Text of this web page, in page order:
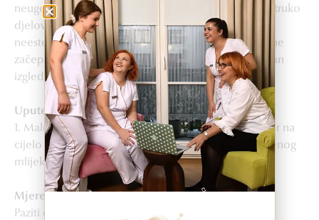
neugode na koži i čini je glatkom. Ovaj gel ima dvostruko
djelovanje: smanjuje osjetljivost kože i ublažava
neestetske nepravilnosti. Nekomedogen proizvod (ne
začepljuje pore) za ujednačen, matiran ten i odmoran
izgled.
Upute za upotrebu
1. Malu količinu proizvoda nanijeti ujutro i/ili navečer na
cijelo lice, vrat i dekolte poslije upotrebe preporučenog
mlijeka, losiona P50 i izvornih seruma.
Mjere opreza
Paziti da proizvod ne dođe u dodir s očima i obratiti